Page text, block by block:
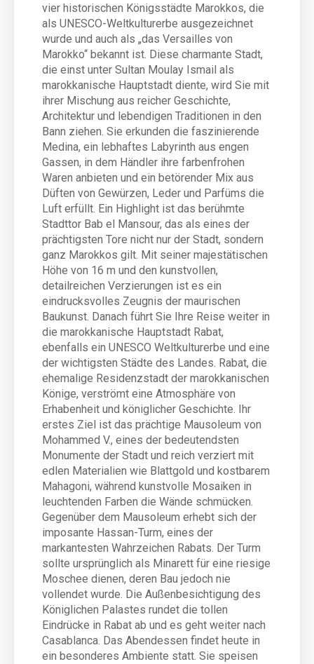
vier historischen Königsstädte Marokkos, die
als UNESCO-Weltkulturerbe ausgezeichnet
wurde und auch als „das Versailles von
Marokko“ bekannt ist. Diese charmante Stadt,
die einst unter Sultan Moulay Ismail als
marokkanische Hauptstadt diente, wird Sie mit
ihrer Mischung aus reicher Geschichte,
Architektur und lebendigen Traditionen in den
Bann ziehen. Sie erkunden die faszinierende
Medina, ein lebhaftes Labyrinth aus engen
Gassen, in dem Händler ihre farbenfrohen
Waren anbieten und ein betörender Mix aus
Düften von Gewürzen, Leder und Parfüms die
Luft erfüllt. Ein Highlight ist das berühmte
Stadttor Bab el Mansour, das als eines der
prächtigsten Tore nicht nur der Stadt, sondern
ganz Marokkos gilt. Mit seiner majestätischen
Höhe von 16 m und den kunstvollen,
detailreichen Verzierungen ist es ein
eindrucksvolles Zeugnis der maurischen
Baukunst. Danach führt Sie Ihre Reise weiter in
die marokkanische Hauptstadt Rabat,
ebenfalls ein UNESCO Weltkulturerbe und eine
der wichtigsten Städte des Landes. Rabat, die
ehemalige Residenzstadt der marokkanischen
Könige, verströmt eine Atmosphäre von
Erhabenheit und königlicher Geschichte. Ihr
erstes Ziel ist das prächtige Mausoleum von
Mohammed V., eines der bedeutendsten
Monumente der Stadt und reich verziert mit
edlen Materialien wie Blattgold und kostbarem
Mahagoni, während kunstvolle Mosaiken in
leuchtenden Farben die Wände schmücken.
Gegenüber dem Mausoleum erhebt sich der
imposante Hassan-Turm, eines der
markantesten Wahrzeichen Rabats. Der Turm
sollte ursprünglich als Minarett für eine riesige
Moschee dienen, deren Bau jedoch nie
vollendet wurde. Die Außenbesichtigung des
Königlichen Palastes rundet die tollen
Eindrücke in Rabat ab und es geht weiter nach
Casablanca. Das Abendessen findet heute in
ein besonderes Ambiente statt. Sie speisen